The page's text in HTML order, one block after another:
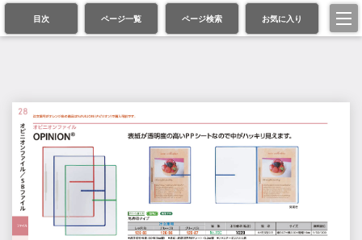
目次 ページ一覧 ページ検索 お気に入り